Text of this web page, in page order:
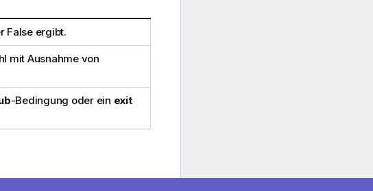
Falseergibt.
mit Ausnahme von
-Bedingung oder ein exit